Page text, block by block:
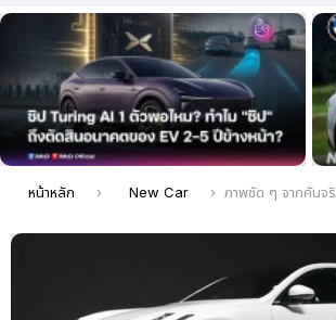
ล่าสุด
คุณอยู่ที่นี่:
หน้าหลัก New Car ภาพชัด ๆ จากคันจริง Polestar 3 รถ SUV ไฟฟ้า ราคาเปิดตัวในสหรัฐอเมริกา 2.89 ล้านบาท